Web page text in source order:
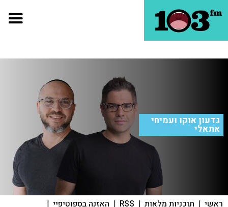
גדעון אוקו ועמיחי
אתאלי
ראשי | תוכניות מלאות |
RSS
| האזנה בספוטיפיי |